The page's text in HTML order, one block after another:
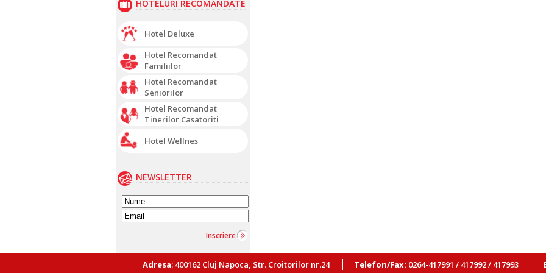
HOTELURI RECOMANDATE
Hotel Deluxe
Hotel Recomandat
Familiilor
Hotel Recomandat
Seniorilor
Hotel Recomandat
Tinerilor Casatoriti
Hotel Wellnes
NEWSLETTER
Inscriere
Adresa: 400162 Cluj Napoca, Str. Croitorilor nr.24 Telefon/Fax: 0264-417991 / 417992 / 417993